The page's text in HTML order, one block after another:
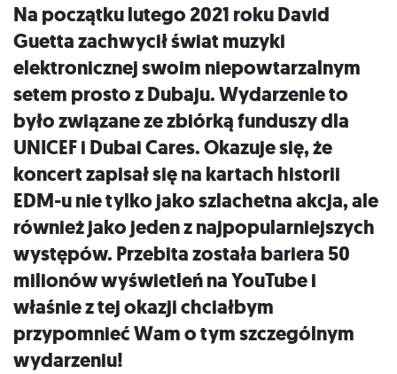
Na początku lutego 2021 roku David
Guetta zachwycił świat muzyki
elektronicznej swoim niepowtarzalnym
setem prosto z Dubaju. Wydarzenie to
było związane ze zbiórką funduszy dla
UNICEF i Dubai Cares. Okazuje się, że
koncert zapisał się na kartach historii
EDM-u nie tylko jako szlachetna akcja, ale
również jako jeden z najpopularniejszych
występów. Przebita została bariera 50
milionów wyświetleń na YouTube i
właśnie z tej okazji chciałbym
przypomnieć Wam o tym szczególnym
wydarzeniu!